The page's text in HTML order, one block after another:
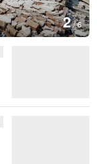
2/6